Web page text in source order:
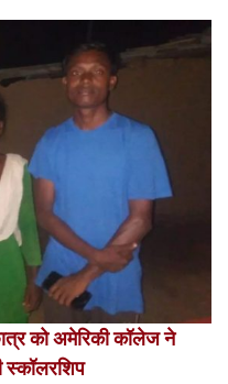
को अमेरिकी कॉलेज ने
स्कॉलरशिप